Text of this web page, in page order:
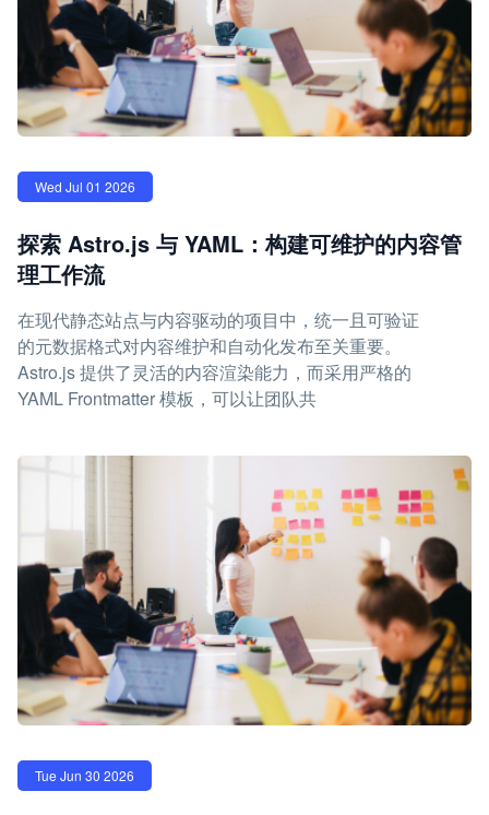
Wed Jul 01 2026
探索 Astro.js 与 YAML：构建可维护的内容管
理工作流
在现代静态站点与内容驱动的项目中，统一且可验证
的元数据格式对内容维护和自动化发布至关重要。
Astro.js 提供了灵活的内容渲染能力，而采用严格的
YAML Frontmatter 模板，可以让团队共
Tue Jun 30 2026